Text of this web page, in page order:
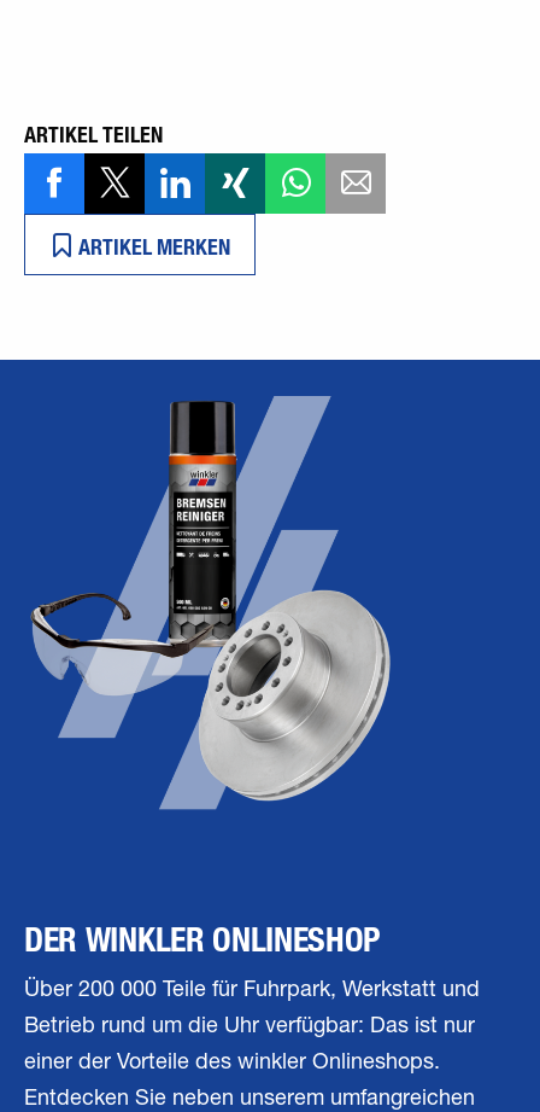
ARTIKEL TEILEN
ARTIKEL MERKEN
DER WINKLER ONLINESHOP
Über 200 000 Teile für Fuhrpark, Werkstatt und
Betrieb rund um die Uhr verfügbar: Das ist nur
einer der Vorteile des winkler Onlineshops.
Entdecken Sie neben unserem umfangreichen